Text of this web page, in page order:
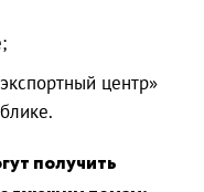
центр»
получить